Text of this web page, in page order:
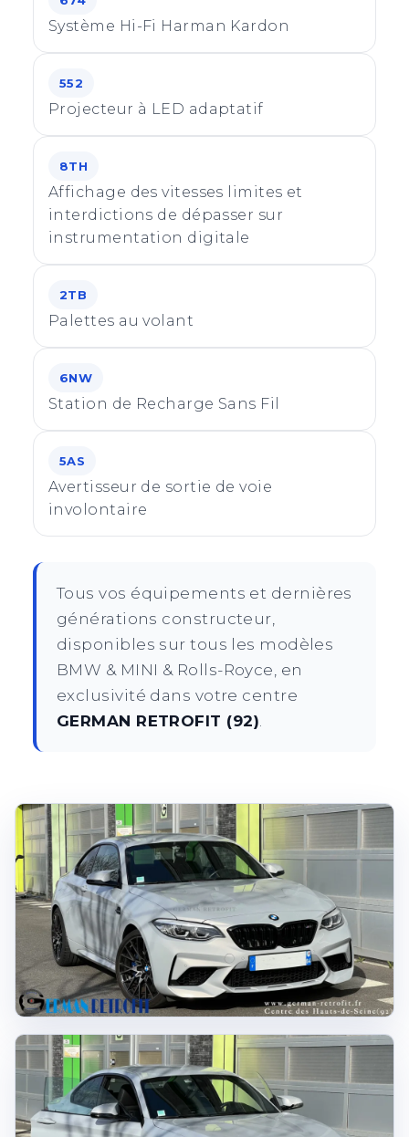
Système Hi-Fi Harman Kardon
552
Projecteur à LED adaptatif
8TH
Affichage des vitesses limites et
interdictions de dépasser sur
instrumentation digitale
2TB
Palettes au volant
6NW
Station de Recharge Sans Fil
5AS
Avertisseur de sortie de voie
involontaire
Tous vos équipements et dernières
générations constructeur,
disponibles sur tous les modèles
BMW & MINI & Rolls-Royce, en
exclusivité dans votre centre
GERMAN RETROFIT (92).